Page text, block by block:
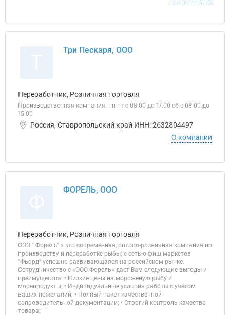
Три Пескаря, ООО
Переработчик, Розничная торговля
Производственная компания. пн-пт с 08.00 до 17.00 сб с 08.00 до
15.00
Россия, Ставропольский край ИНН: 2632804497
О компании
ФОРЕЛЬ, ООО
Переработчик, Розничная торговля
ООО " Форель" » это современная, оптово-розничная компания по
производству и переработке рыбы; с сетью фиш-маркетов
"Фьорд" успешно развивающаяся на российском рынке.
Сотрудничество с «ООО Форель» даст Вам следующие выгоды и
преимущества: • Низкие цены на мороженую рыбу и
морепродукты; • Индивидуальные условия работы с учётом
ваших пожеланий; • Полный пакет качественной
сопроводительной документации; • Строгий контроль качество
товара;